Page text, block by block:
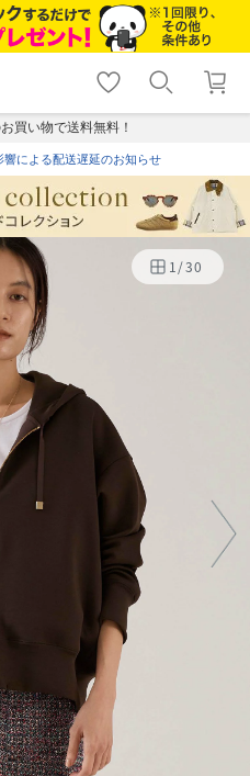
shopping_cart lock_outline
ログイン
買い物で送料無料！
による配送遅延のお知らせ
1/30